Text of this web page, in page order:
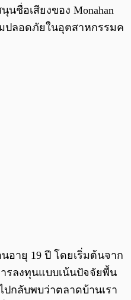
ชื่อเสียงของ Monahan
ปลอดภัยในอุตสาหกรรมค
อายุ 19 ปี โดยเริ่มต้นจาก
รลงทุนแบบเน้นปัจจัยพื้น
ปกลับพบว่าตลาดบ้านเรา